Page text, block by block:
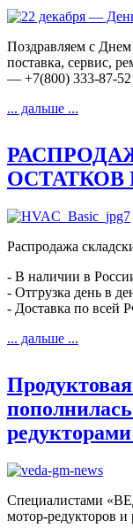
Поздравляем с
поставка, сервис,
— +7(800) 333-87-52
... дальше ...
ОСТАТКОВ
Распродажа
- В наличии в
- Отгрузка день в
- Доставка по всей
... дальше ...
Специалистами
мотор-редукторов